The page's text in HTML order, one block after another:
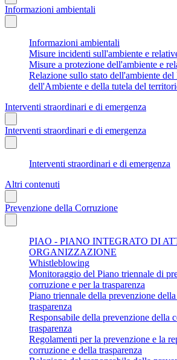
Informazioni ambientali
Informazioni ambientali
Misure incidenti sull'ambiente e
Misure a protezione dell'ambiente e
Relazione sullo stato dell'ambiente
dell'Ambiente e della tutela del
Interventi straordinari e di emergenza
Interventi straordinari e di emergenza
Interventi straordinari e di emergenza
Altri contenuti
Prevenzione della Corruzione
PIAO - PIANO INTEGRATO DI
ORGANIZZAZIONE
Whistleblowing
Monitoraggio del Piano triennale di
corruzione e per la trasparenza
Piano triennale della prevenzione
trasparenza
Responsabile della prevenzione della
trasparenza
Regolamenti per la prevenzione e la
corruzione e della trasparenza